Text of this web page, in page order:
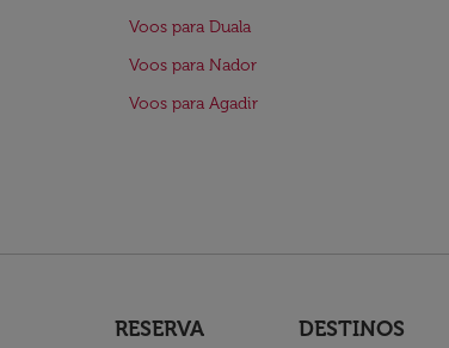
Voos para Duala
Voos para Nador
Voos para Agadir
RESERVA DESTINOS